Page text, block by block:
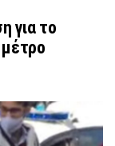
για το
μέτρο